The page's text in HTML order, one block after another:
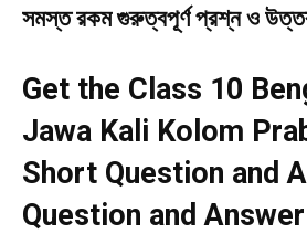
সমস্ত রকম গুরুত্বপূর্ণ প্রশ্ন ও
Get the Class 10
Jawa Kali Kolom
Short Question and
Question and